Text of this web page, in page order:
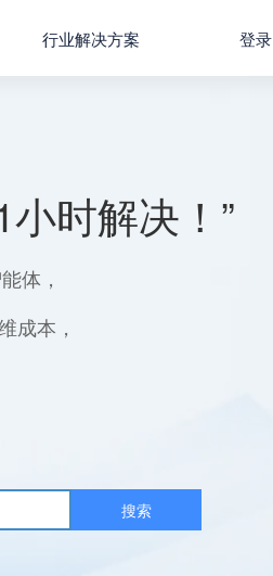
行业解决方案 登录
时解决！”
体，
成本，
搜索